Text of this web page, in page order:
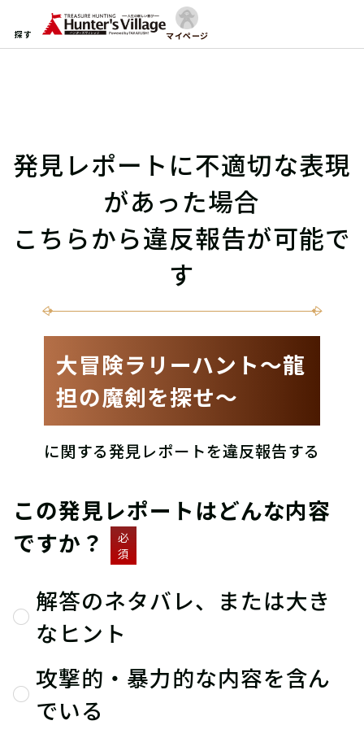
探す マイページ
発見レポートに不適切な表現
があった場合
こちらから違反報告が可能で
す
大冒険ラリーハント〜龍
担の魔剣を探せ〜
に関する発見レポートを違反報告する
この発見レポートはどんな内容
ですか？
必
須
解答のネタバレ、または大き
なヒント
攻撃的・暴力的な内容を含ん
でいる